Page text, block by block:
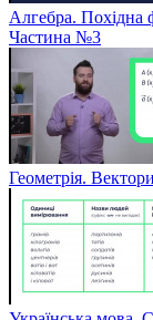
Алгебра. Похідна
Частина №3
Геометрія.